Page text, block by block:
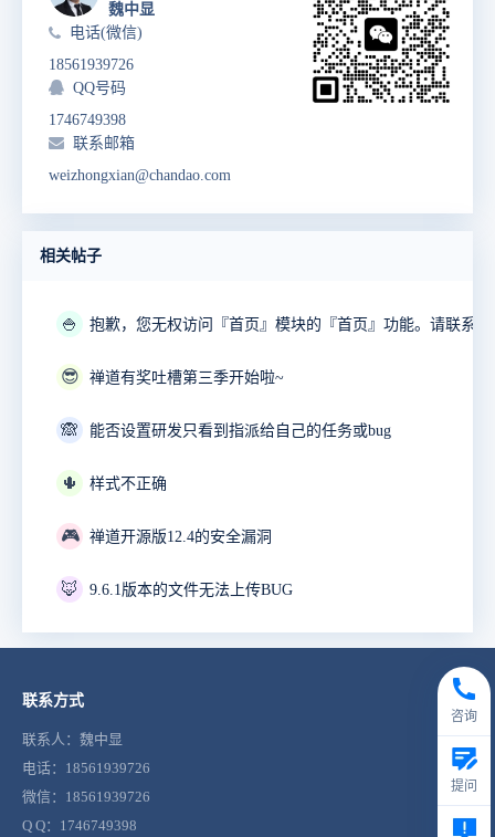
魏中显
电话(微信)
18561939726
QQ号码
1746749398
联系邮箱
weizhongxian@chandao.com
相关帖子
🍚
😎 禅道有奖吐槽第三季开始啦~
🙈 能否设置研发只看到指派给自己的任务或bug
🌵 样式不正确
🎮 禅道开源版12.4的安全漏洞
🦊 9.6.1版本的文件无法上传BUG
联系方式
联系人：魏中显
电话：18561939726
微信：18561939726
Q Q：1746749398
咨询
提问